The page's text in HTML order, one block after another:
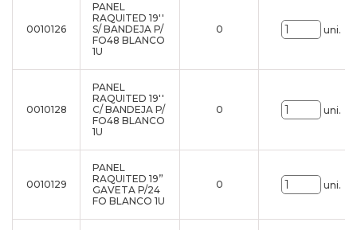
0010126
PANEL
RAQUITED 19''
S/ BANDEJA P/
FO48 BLANCO
1U
0 uni.
0010128
PANEL
RAQUITED 19''
C/ BANDEJA P/
FO48 BLANCO
1U
0 uni.
0010129
PANEL
RAQUITED 19”
GAVETA P/24
FO BLANCO 1U
0 uni.